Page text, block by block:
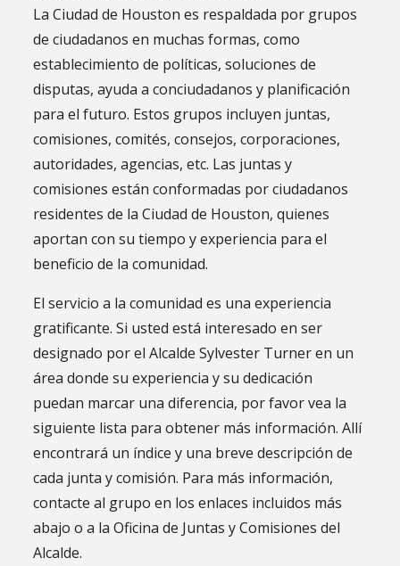
La Ciudad de Houston es respaldada por grupos
de ciudadanos en muchas formas, como
establecimiento de políticas, soluciones de
disputas, ayuda a conciudadanos y planificación
para el futuro. Estos grupos incluyen juntas,
comisiones, comités, consejos, corporaciones,
autoridades, agencias, etc. Las juntas y
comisiones están conformadas por ciudadanos
residentes de la Ciudad de Houston, quienes
aportan con su tiempo y experiencia para el
beneficio de la comunidad.
El servicio a la comunidad es una experiencia
gratificante. Si usted está interesado en ser
designado por el Alcalde Sylvester Turner en un
área donde su experiencia y su dedicación
puedan marcar una diferencia, por favor vea la
siguiente lista para obtener más información. Allí
encontrará un índice y una breve descripción de
cada junta y comisión. Para más información,
contacte al grupo en los enlaces incluidos más
abajo o a la Oficina de Juntas y Comisiones del
Alcalde.